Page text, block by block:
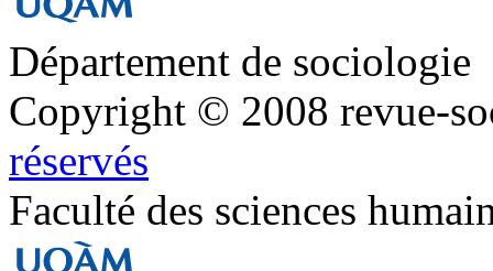
Département de sociologie
Copyright © 2008 revue-
réservés
Faculté des sciences